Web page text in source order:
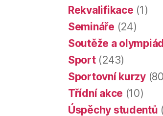
Rekvalifikace (1)
Semináře (24)
Soutěže a
Sport(243)
Sportovní kurzy
Třídní akce (10)
Úspěchy studentů